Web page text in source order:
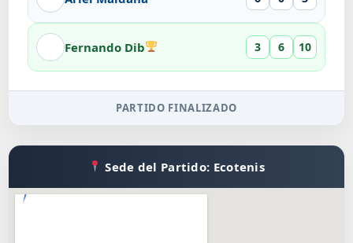
Fernando Dib 3 6 10
PARTIDO FINALIZADO
Sede del Partido: Ecotenis